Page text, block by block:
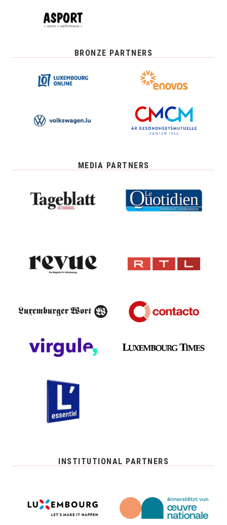
BRONZE PARTNERS
MEDIA PARTNERS
INSTITUTIONAL PARTNERS